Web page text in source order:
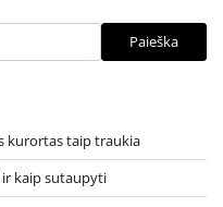
Paieška
kurortas taip traukia
kaip sutaupyti